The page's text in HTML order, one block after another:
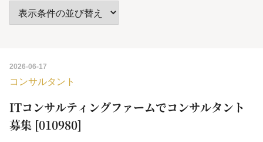
2026-06-17
コンサルタント
ITコンサルティングファームでコンサルタント
募集 [010980]